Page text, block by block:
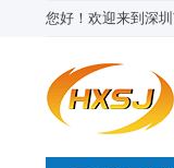
您好！欢迎来到深